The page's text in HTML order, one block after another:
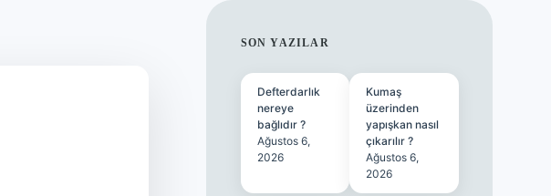
SIDEBAR
SON YAZILAR
Defterdarlık
nereye
bağlıdır ?
Ağustos 6,
2026
Kumaş
üzerinden
yapışkan nasıl
çıkarılır ?
Ağustos 6,
2026
hiltonbet güncel